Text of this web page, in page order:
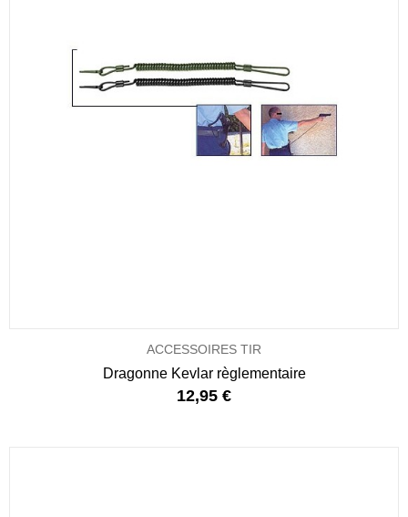
ACCESSOIRES TIR
Dragonne Kevlar règlementaire
12,95 €